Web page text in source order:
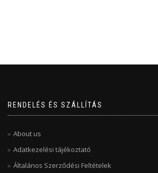
RENDELÉS ÉS SZÁLLÍTÁS
About us
Adatkezelési tájékoztató
Általános Szerződési Feltételek